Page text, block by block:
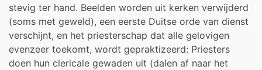
stevig ter hand. Beelden worden uit kerken verwijderd
(soms met geweld), een eerste Duitse orde van dienst
verschijnt, en het priesterschap dat alle gelovigen
evenzeer toekomt, wordt gepraktizeerd: Priesters
doen hun clericale gewaden uit (dalen af naar het